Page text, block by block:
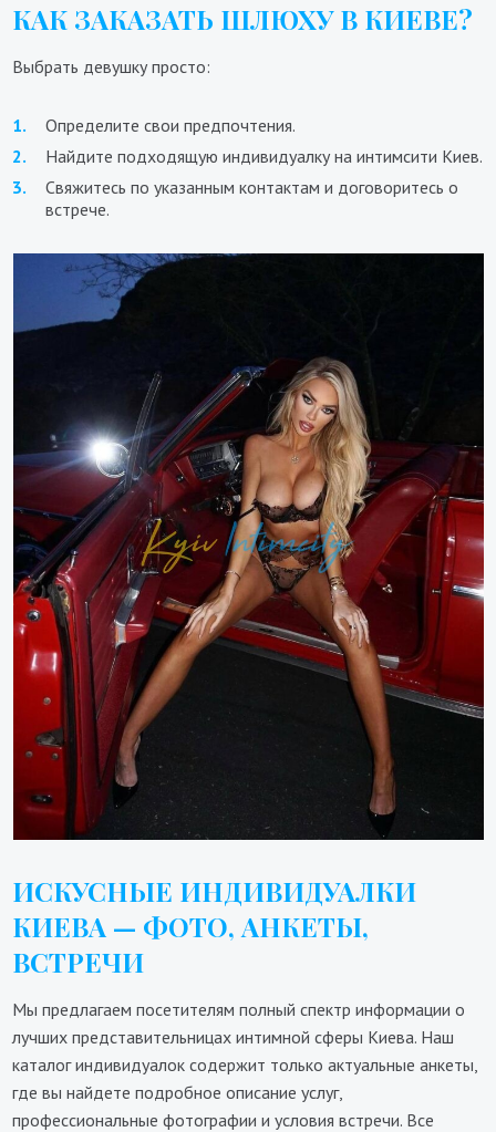
КАК ЗАКАЗАТЬ ШЛЮХУ В КИЕВЕ?
Выбрать девушку просто:
Определите свои предпочтения.
Найдите подходящую индивидуалку на интимсити Киев.
Свяжитесь по указанным контактам и договоритесь о
встрече.
ИСКУСНЫЕ ИНДИВИДУАЛКИ
КИЕВА — ФОТО, АНКЕТЫ,
ВСТРЕЧИ
Мы предлагаем посетителям полный спектр информации о
лучших представительницах интимной сферы Киева. Наш
каталог индивидуалок содержит только актуальные анкеты,
где вы найдете подробное описание услуг,
профессиональные фотографии и условия встречи. Все